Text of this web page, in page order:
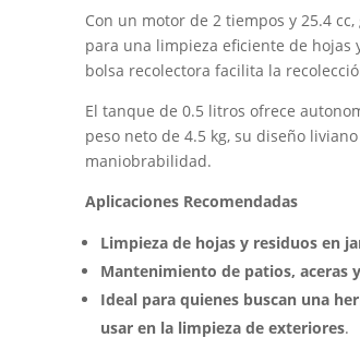
Con un motor de 2 tiempos y 25.4
para una limpieza eficiente de hojas
bolsa recolectora facilita la
El tanque de 0.5 litros ofrece
peso neto de 4.5 kg, su diseño
maniobrabilidad.
Aplicaciones Recomendadas
Limpieza de hojas y residuos en
Mantenimiento de patios, aceras
Ideal para quienes buscan una
usar en la limpieza de exteriores.